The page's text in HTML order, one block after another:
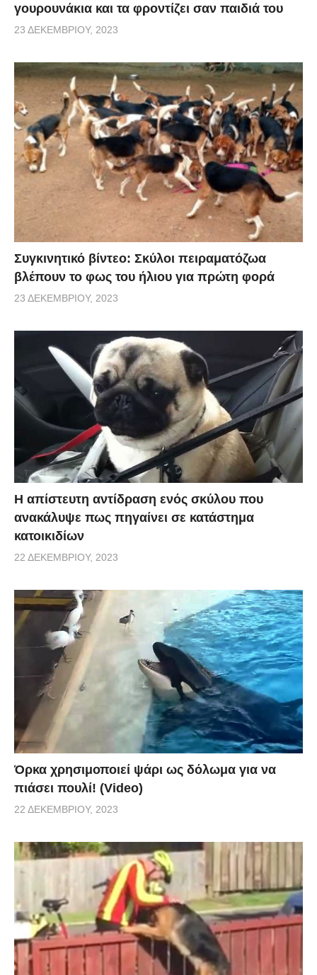
γουρουνάκια και τα φροντίζει σαν παιδιά του
23 ΔΕΚΕΜΒΡΊΟΥ, 2023
Συγκινητικό βίντεο: Σκύλοι πειραματόζωα
βλέπουν το φως του ήλιου για πρώτη φορά
23 ΔΕΚΕΜΒΡΊΟΥ, 2023
Η απίστευτη αντίδραση ενός σκύλου που
ανακάλυψε πως πηγαίνει σε κατάστημα
κατοικιδίων
22 ΔΕΚΕΜΒΡΊΟΥ, 2023
Όρκα χρησιμοποιεί ψάρι ως δόλωμα για να
πιάσει πουλί! (Video)
22 ΔΕΚΕΜΒΡΊΟΥ, 2023